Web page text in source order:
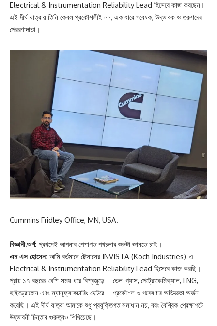
Electrical & Instrumentation Reliability Lead হিসেবে কাজ করছেন।
এই দীর্ঘ যাত্রায় তিনি কেবল প্রকৌশলীই নন, একাধারে গবেষক, উদ্ভাবক ও তরুণদের
প্রেরণাদাতা।
Cummins Fridley Office, MN, USA.
বিজ্ঞানী.অর্গ: প্রথমেই আপনার পেশাগত পথচলার শুরুটা জানতে চাই।
এম এস হোসেন: আমি বর্তমানে টেক্সাসের INVISTA (Koch Industries)-এ
Electrical & Instrumentation Reliability Lead হিসেবে কাজ করছি।
প্রায় ১৭ বছরের বেশি সময় ধরে বিশ্বজুড়ে—তেল-গ্যাস, পেট্রোকেমিক্যাল, LNG,
হাইড্রোজেন এবং ম্যানুফ্যাকচারিং সেক্টরে—প্রকৌশল ও গবেষণার অভিজ্ঞতা অর্জন
করেছি। এই দীর্ঘ যাত্রা আমাকে শুধু প্রযুক্তিগত সমাধান নয়, বরং বৈশ্বিক প্রেক্ষাপটে
উদ্ভাবনী চিন্তার গুরুত্বও শিখিয়েছে।